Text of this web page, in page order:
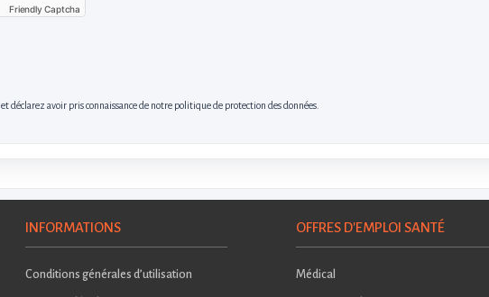
Friendly Captcha
et déclarez avoir pris connaissance de notre politique de protection des données.
INFORMATIONS
Conditions générales d’utilisation
OFFRES D'EMPLOI SANTÉ
Médical